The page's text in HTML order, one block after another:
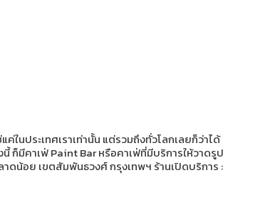
นประเทศเราเท่านั้น แต่รวมถึงทั่วโลกเลยก็ว่าได้
ก็มีคาเฟ่ Paint Bar หรือคาเฟ่ที่มีบริการให้วาดรูป
ดน้อย เขตสัมพันธวงศ์ กรุงเทพฯ ร้านเปิดบริการ :